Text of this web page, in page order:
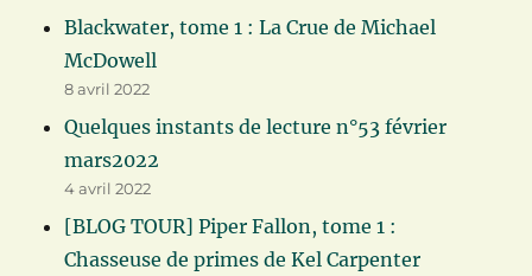
Blackwater, tome 1 : La Crue de Michael
McDowell
8 avril 2022
Quelques instants de lecture n°53 février
mars2022
4 avril 2022
[BLOG TOUR] Piper Fallon, tome 1 :
Chasseuse de primes de Kel Carpenter